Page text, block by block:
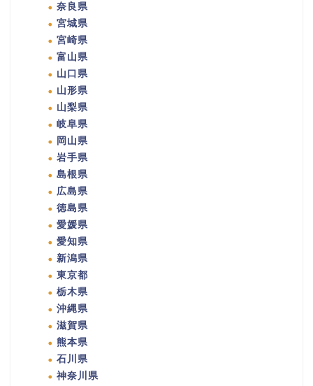
奈良県
宮城県
宮崎県
富山県
山口県
山形県
山梨県
岐阜県
岡山県
岩手県
島根県
広島県
徳島県
愛媛県
愛知県
新潟県
東京都
栃木県
沖縄県
滋賀県
熊本県
石川県
神奈川県